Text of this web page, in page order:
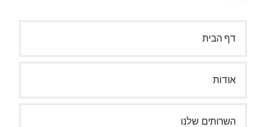
דף הבית
אודות
השרותים שלנו